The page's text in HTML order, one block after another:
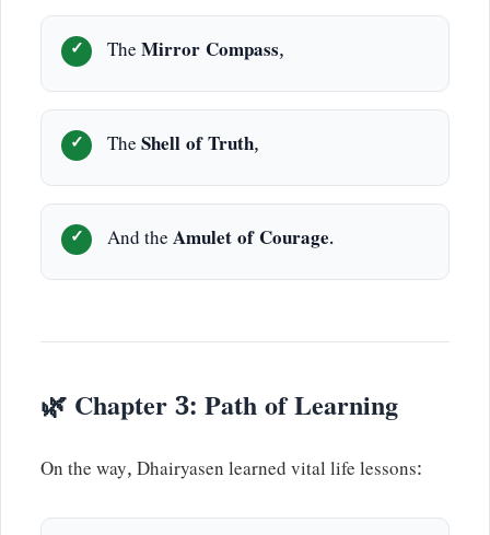
TheMirror Compass,
TheShell of Truth,
And theAmulet of Courage.
🌿 Chapter 3: Path of Learning
On the way, Dhairyasen learned vital life lessons: